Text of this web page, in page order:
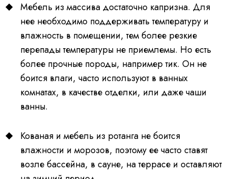
Мебель из массива достаточно капризна. Для
нее необходимо поддерживать температуру и
влажность в помещении, тем более резкие
перепады температуры не приемлемы. Но есть
более прочные породы, например тик. Он не
боится влаги, часто используют в ванных
комнатах, в качестве отделки, или даже чаши
ванны.
Кованая и мебель из ротанга не боится
влажности и морозов, поэтому ее часто ставят
возле бассейна, в сауне, на террасе и оставляют